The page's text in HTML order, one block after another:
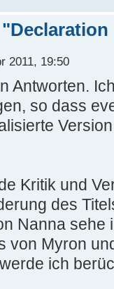
2011, 19:50
Antworten.
so dass
Kritik und
des
Nanna
von Myron
ich